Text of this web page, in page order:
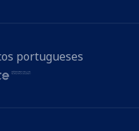
portugueses